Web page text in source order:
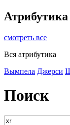
Атрибутика
смотреть все
Вся атрибутика
Вымпела Джерси
Поиск